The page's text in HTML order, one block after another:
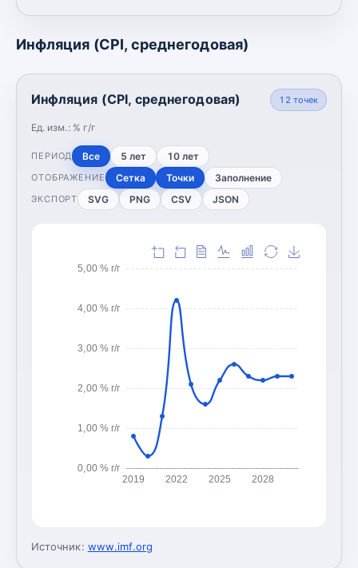
Инфляция (CPI, среднегодовая)
Инфляция (CPI, среднегодовая)
Ед. изм.: % г/г
12 точек
ПЕРИОД Все 5 лет 10 лет
ОТОБРАЖЕНИЕ Сетка Точки Заполнение
ЭКСПОРТ SVG PNG CSV JSON
0,00 % г/г
1,00 % г/г
2,00 % г/г
3,00 % г/г
4,00 % г/г
5,00 % г/г
2019 2022 2025 2028
Источник: www.imf.org